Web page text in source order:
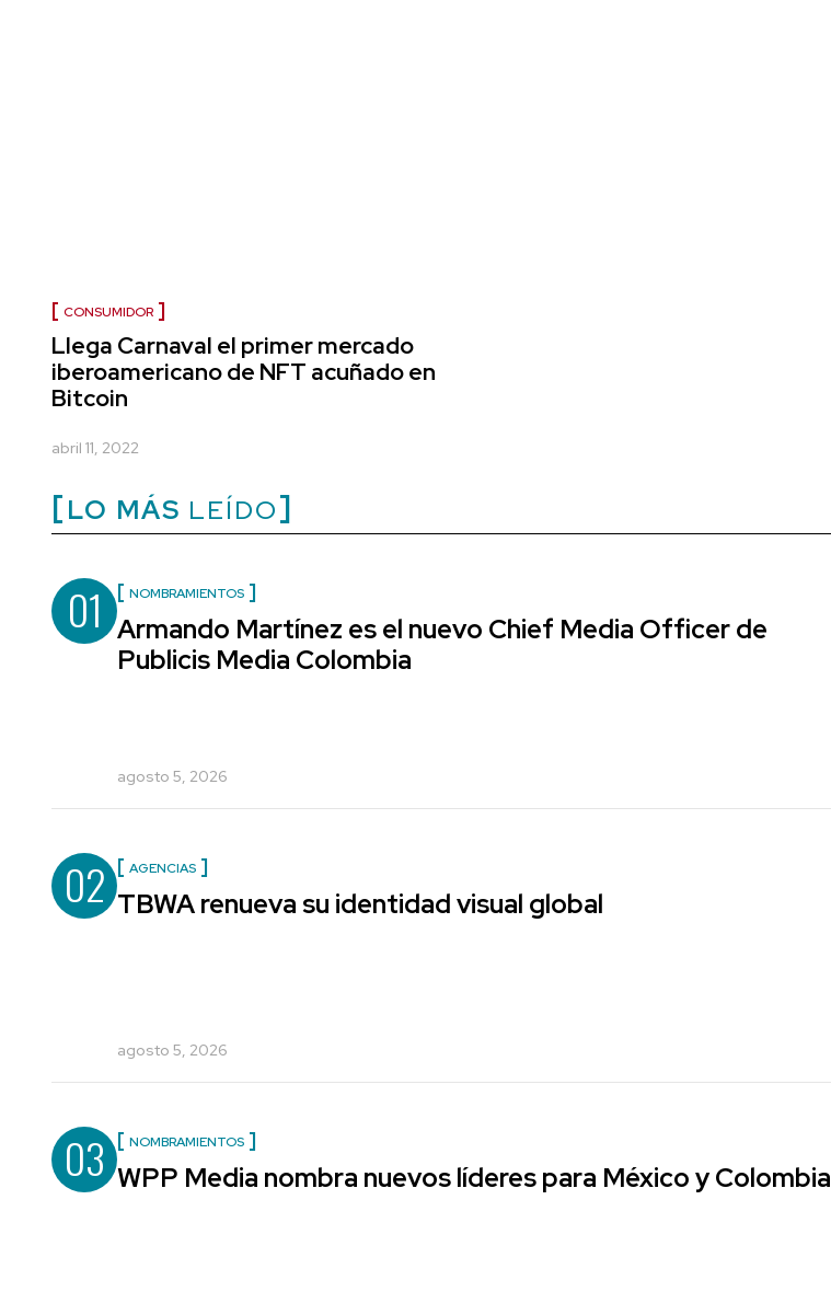
CONSUMIDOR
Llega Carnaval el primer mercado
iberoamericano de NFT acuñado en
Bitcoin
abril 11, 2022
LO MÁS LEÍDO
01 NOMBRAMIENTOS
Armando Martínez es el nuevo Chief Media Officer de
Publicis Media Colombia
agosto 5, 2026
02 AGENCIAS
TBWA renueva su identidad visual global
agosto 5, 2026
03 NOMBRAMIENTOS
WPP Media nombra nuevos líderes para México y Colombia